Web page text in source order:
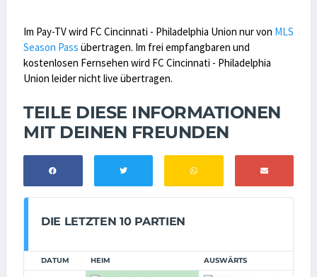
Im Pay-TV wird FC Cincinnati - Philadelphia Union nur von MLS
Season Pass übertragen. Im frei empfangbaren und
kostenlosen Fernsehen wird FC Cincinnati - Philadelphia
Union leider nicht live übertragen.
TEILE DIESE INFORMATIONEN
MIT DEINEN FREUNDEN
DIE LETZTEN 10 PARTIEN
DATUM HEIM AUSWÄRTS